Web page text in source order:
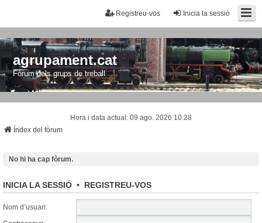
Inicia la sessió
Registreu-vos
agrupament.cat
Fòrum dels grups de treball
Hora i data actual: 09 ago. 2026 10:28
Índex del fòrum
No hi ha cap fòrum.
INICIA LA SESSIÓ • REGISTREU-VOS
Nom d’usuari: